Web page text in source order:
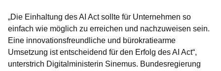
„Die Einhaltung des AI Act sollte für Unternehmen so
einfach wie möglich zu erreichen und nachzuweisen sein.
Eine innovationsfreundliche und bürokratiearme
Umsetzung ist entscheidend für den Erfolg des AI Act“,
unterstrich Digitalministerin Sinemus. Bundesregierung